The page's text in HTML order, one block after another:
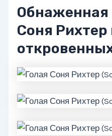
Обнаженная
Соня Рихтер